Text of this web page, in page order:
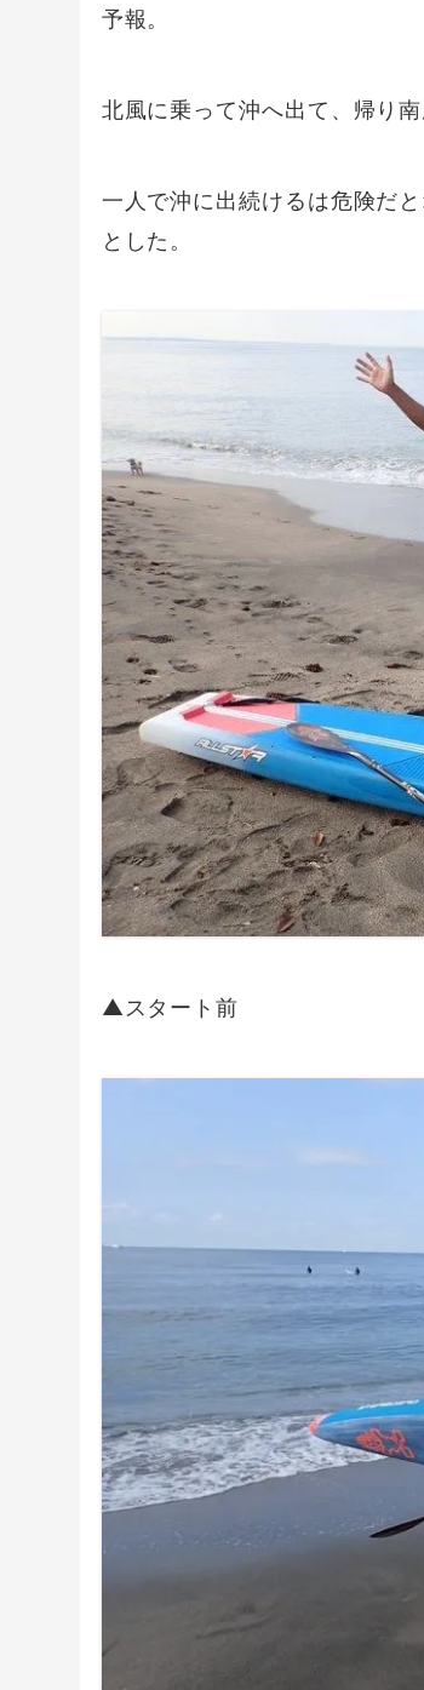
予報。
北風に乗って沖へ出て、帰り
一人で沖に出続けるは危険だ
とした。
▲スタート前